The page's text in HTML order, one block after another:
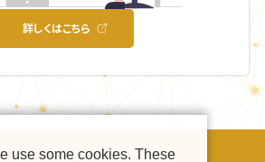
詳しくはこちら
use some cookies. These